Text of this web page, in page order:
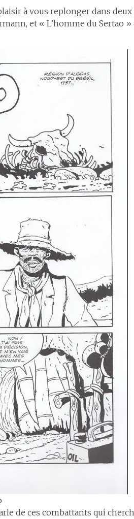
à vous replonger dans
et « L’homme du Sertao »
de ces combattants qui